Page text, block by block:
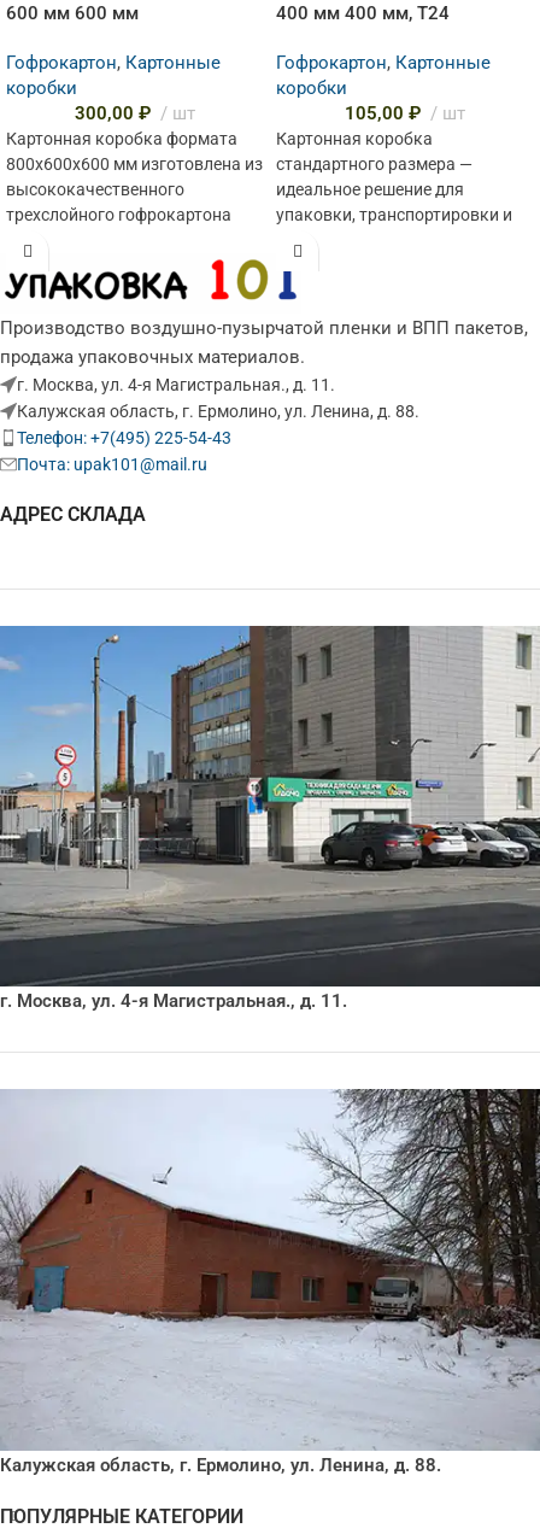
600 мм 600 мм
Гофрокартон, Картонные
коробки
300,00 ₽ шт
Картонная коробка формата
800х600х600 мм изготовлена из
высококачественного
трехслойного гофрокартона
крупногабаритных и тяжелых
400 мм 400 мм, Т24
Гофрокартон, Картонные
коробки
105,00 ₽ шт
Картонная коробка
стандартного размера —
идеальное решение для
упаковки, транспортировки и
гофрокартону марки Т24
Производство воздушно-пузырчатой пленки и ВПП пакетов,
продажа упаковочных материалов.
г. Москва, ул. 4-я Магистральная., д. 11.
Калужская область, г. Ермолино, ул. Ленина, д. 88.
Телефон: +7(495) 225-54-43
Почта: upak101@mail.ru
АДРЕС СКЛАДА
г. Москва, ул. 4-я Магистральная., д. 11.
Калужская область, г. Ермолино, ул. Ленина, д. 88.
ПОПУЛЯРНЫЕ КАТЕГОРИИ